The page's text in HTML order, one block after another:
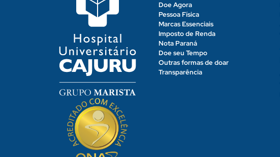
Doe Agora
Pessoa Física
Marcas Essenciais
Imposto de Renda
Nota Paraná
Doe seu Tempo
Outras formas de doar
Transparência